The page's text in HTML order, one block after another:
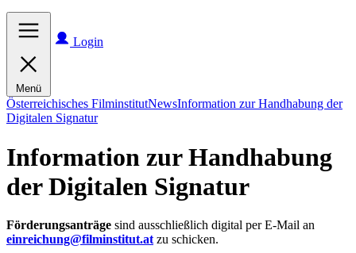
Menü
Login
Österreichisches FilminstitutNewsInformation zur Handhabung der
Digitalen Signatur
Information zur Handhabung
der Digitalen Signatur
Förderungsanträge sind ausschließlich digital per E-Mail an
einreichung@filminstitut.at zu schicken.